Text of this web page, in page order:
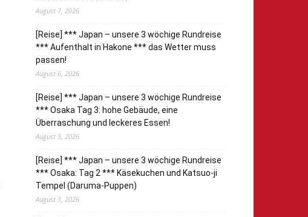
August 7, 2026
[Reise] *** Japan – unsere 3 wöchige Rundreise
*** Aufenthalt in Hakone *** das Wetter muss
passen!
August 6, 2026
[Reise] *** Japan – unsere 3 wöchige Rundreise
*** Osaka Tag 3: hohe Gebäude, eine
Überraschung und leckeres Essen!
August 5, 2026
[Reise] *** Japan – unsere 3 wöchige Rundreise
*** Osaka: Tag 2 *** Käsekuchen und Katsuo-ji
Tempel (Daruma-Puppen)
August 3, 2026